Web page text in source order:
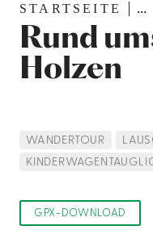
STARTSEITE ...
Rund
Holzen
WANDERTOUR
GPX-DOWNLOAD